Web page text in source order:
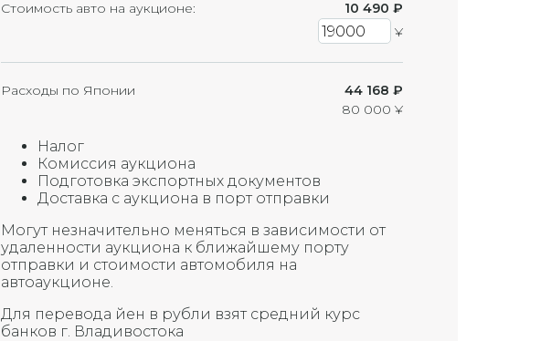
Y1
Маленькая трещина
Трещина
Y3
Большая трещина
Маленькая трещина на ветровом
стекле (приблизительно 1 см)
Восстановленная трещина на
ветровом стекле (требует замены)
Х
Трещина на ветровом стекле (требует
G
Стоимость авто на аукционе: 10 490 ₽
¥
Расходы по Японии
44 168 ₽
80 000 ¥
Налог
Комиссия аукциона
Подготовка экспортных документов
Доставка с аукциона в порт отправки
Могут незначительно меняться в зависимости от
удаленности аукциона к ближайшему порту
отправки и стоимости автомобиля на
автоаукционе.
Для перевода йен в рубли взят средний курс
банков г. Владивостока